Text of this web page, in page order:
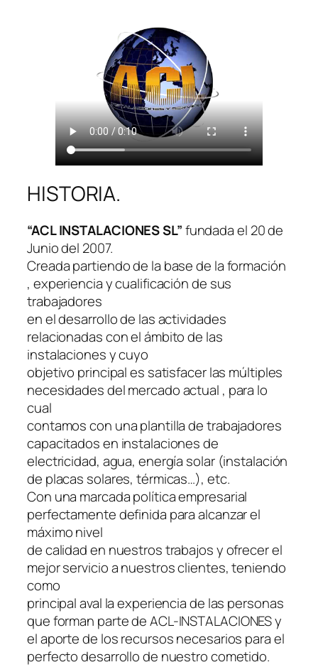
HISTORIA.
“ACL INSTALACIONES SL”fundada el 20 de
Junio del 2007.
Creada partiendo de la base de la formación
, experiencia y cualificación de sus
trabajadores
en el desarrollo de las actividades
relacionadas con el ámbito de las
instalaciones y cuyo
objetivo principal es satisfacer las múltiples
necesidades del mercado actual , para lo
cual
contamos con una plantilla de trabajadores
capacitados en instalaciones de
electricidad, agua, energía solar (instalación
de placas solares, térmicas…), etc.
Con una marcada política empresarial
perfectamente definida para alcanzar el
máximo nivel
de calidad en nuestros trabajos y ofrecer el
mejor servicio a nuestros clientes, teniendo
como
principal aval la experiencia de las personas
que forman parte de ACL-INSTALACIONES y
el aporte de los recursos necesarios para el
perfecto desarrollo de nuestro cometido.